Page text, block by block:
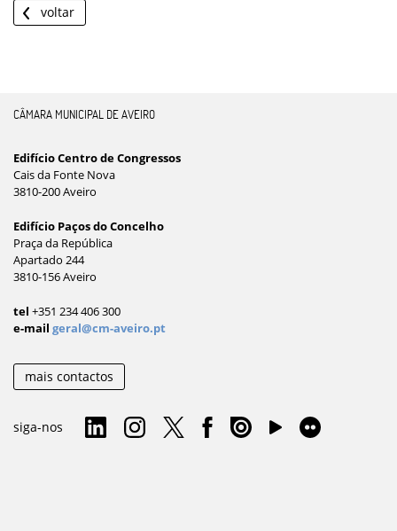
voltar
CÂMARA MUNICIPAL DE AVEIRO
Edifício Centro de Congressos
Cais da Fonte Nova
3810-200 Aveiro
Edifício Paços do Concelho
Praça da República
Apartado 244
3810-156 Aveiro
tel +351 234 406 300
e-mail geral@cm-aveiro.pt
mais contactos
siga-nos